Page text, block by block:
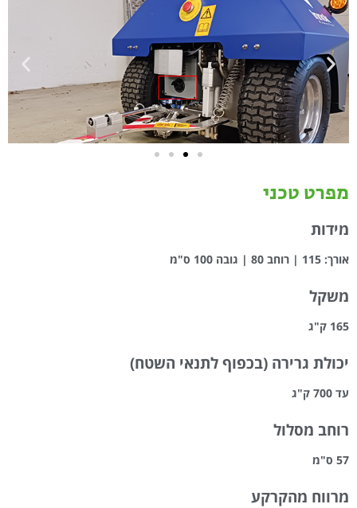
מפרט טכני
מידות
אורך: 115 | רוחב 80 | גובה 100 ס"מ
משקל
165 ק"ג
יכולת גרירה (בכפוף לתנאי השטח)
עד 700 ק"ג
רוחב מסלול
57 ס"מ
מרווח מהקרקע